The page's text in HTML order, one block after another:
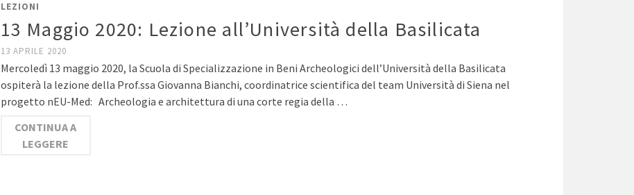
LEZIONI
13 Maggio 2020: Lezione all’Università della Basilicata
13 APRILE 2020
Mercoledì 13 maggio 2020, la Scuola di Specializzazione in Beni Archeologici dell’Università della Basilicata
ospiterà la lezione della Prof.ssa Giovanna Bianchi, coordinatrice scientifica del team Università di Siena nel
progetto nEU-Med: Archeologia e architettura di una corte regia della …
CONTINUA A
LEGGERE